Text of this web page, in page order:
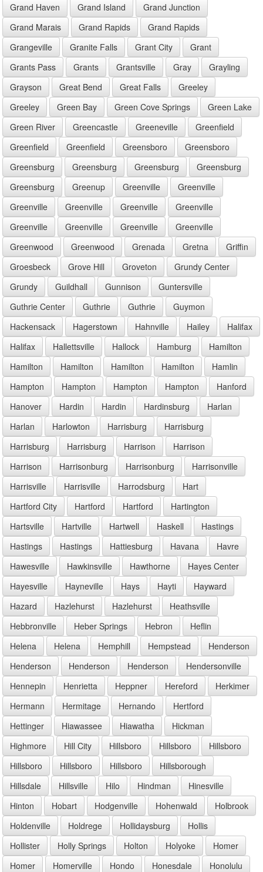
Grand Haven
Grand Island
Grand Junction
Grand Marais
Grand Rapids
Grand Rapids
Grangeville
Granite Falls Grant City
Grant
Grants Pass
Grants Grantsville Gray
Grayling
Grayson
Great Bend Great Falls
Greeley
Greeley
Green Bay Green Cove Springs
Green Lake
Green River
Greencastle Greeneville
Greenfield
Greenfield
Greenfield Greensboro
Greensboro
Greensburg
Greensburg Greensburg
Greensburg
Greensburg
Greenup Greenville
Greenville
Greenville
Greenville Greenville
Greenville
Greenville
Greenville Greenville
Greenville
Greenwood
Greenwood Grenada Gretna
Griffin
Groesbeck
Grove Hill Groveton
Grundy Center
Grundy
Guildhall Gunnison
Guntersville
Guthrie Center
Guthrie Guthrie
Guymon
Hackensack
Hagerstown Hahnville Hailey
Halifax
Halifax
Hallettsville Hallock Hamburg
Hamilton
Hamilton
Hamilton Hamilton Hamilton
Hamlin
Hampton
Hampton Hampton Hampton
Hanford
Hanover
Hardin Hardin Hardinsburg
Harlan
Harlan
Harlowton Harrisburg
Harrisburg
Harrisburg
Harrisburg Harrison
Harrison
Harrison
Harrisonburg Harrisonburg
Harrisonville
Harrisville
Harrisville Harrodsburg
Hart
Hartford City
Hartford Hartford
Hartington
Hartsville
Hartville Hartwell Haskell
Hastings
Hastings
Hastings Hattiesburg Havana
Havre
Hawesville
Hawkinsville Hawthorne
Hayes Center
Hayesville
Hayneville Hays Hayti
Hayward
Hazard
Hazlehurst Hazlehurst
Heathsville
Hebbronville
Heber Springs Hebron
Heflin
Helena
Helena Hemphill Hempstead
Henderson
Henderson
Henderson Henderson
Hendersonville
Hennepin
Henrietta Heppner Hereford
Herkimer
Hermann
Hermitage Hernando
Hertford
Hettinger
Hiawassee Hiawatha
Hickman
Highmore
Hill City Hillsboro Hillsboro
Hillsboro
Hillsboro
Hillsboro Hillsboro
Hillsborough
Hillsdale
Hillsville Hilo Hindman
Hinesville
Hinton
Hobart Hodgenville Hohenwald
Holbrook
Holdenville
Holdrege Hollidaysburg
Hollis
Hollister
Holly Springs Holton Holyoke
Homer
Homer
Homerville Hondo Honesdale
Honolulu